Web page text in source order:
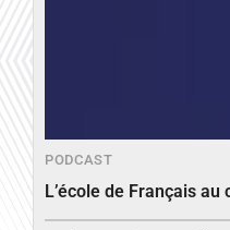
PODCAST
L’école de Français